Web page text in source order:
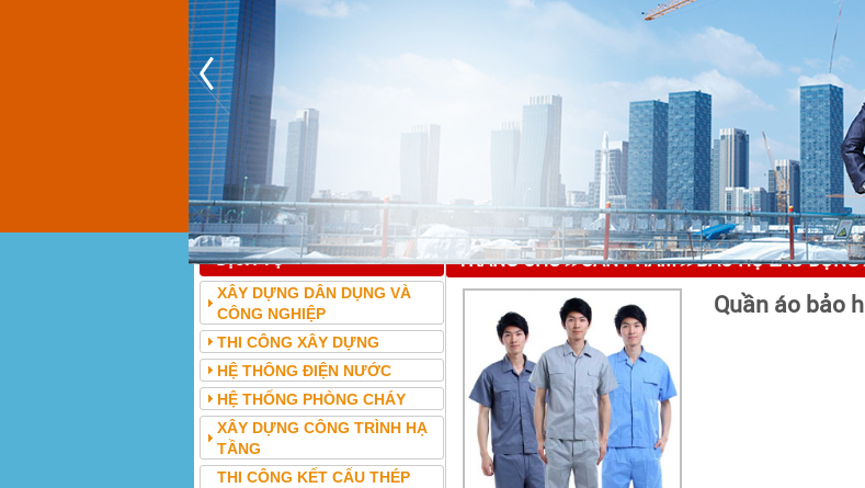
DỊCH VỤ
XÂY DỰNG DÂN DỤNG VÀ
CÔNG NGHIỆP
THI CÔNG XÂY DỰNG
HỆ THÔNG ĐIỆN NƯỚC
HỆ THỐNG PHÒNG CHÁY
XÂY DỰNG CÔNG TRÌNH HẠ
TẦNG
THI CÔNG KẾT CẤU THÉP
TRANG CHỦ>>SẢN PHẨM>>BẢO HỘ LAO ĐỘNG
Quần áo bảo